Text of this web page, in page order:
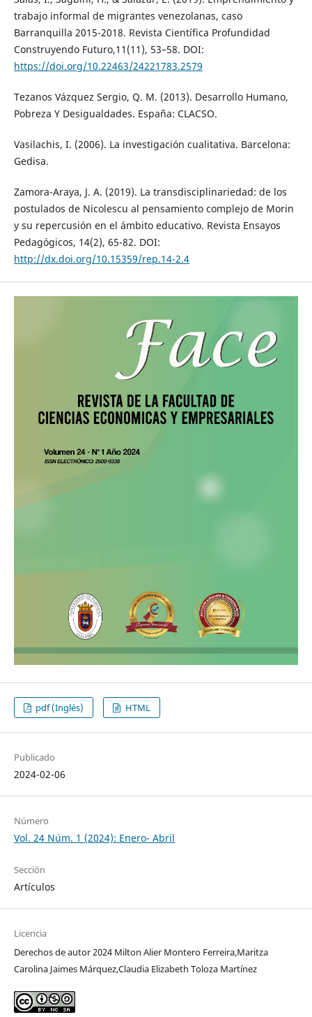
trabajo informal de migrantes venezolanas, caso
Barranquilla 2015-2018. Revista Científica Profundidad
Construyendo Futuro,11(11), 53–58. DOI:
https://doi.org/10.22463/24221783.2579
Tezanos Vázquez Sergio, Q. M. (2013). Desarrollo Humano,
Pobreza Y Desigualdades. España: CLACSO.
Vasilachis, I. (2006). La investigación cualitativa. Barcelona:
Gedisa.
Zamora-Araya, J. A. (2019). La transdisciplinariedad: de los
postulados de Nicolescu al pensamiento complejo de Morin
y su repercusión en el ámbito educativo. Revista Ensayos
Pedagógicos, 14(2), 65-82. DOI:
http://dx.doi.org/10.15359/rep.14-2.4
pdf (Inglés) HTML
Publicado
2024-02-06
Número
Vol. 24 Núm. 1 (2024): Enero- Abril
Sección
Artículos
Licencia
Derechos de autor 2024 Milton Alier Montero Ferreira,Maritza
Carolina Jaimes Márquez,Claudia Elizabeth Toloza Martínez